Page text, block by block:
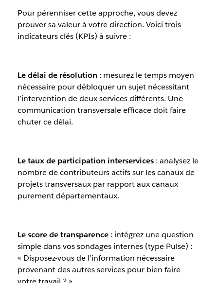
Pour pérenniser cette approche, vous devez
prouver sa valeur à votre direction. Voici trois
indicateurs clés (KPIs) à suivre :
Le délai de résolution : mesurez le temps moyen
nécessaire pour débloquer un sujet nécessitant
l’intervention de deux services différents. Une
communication transversale efficace doit faire
chuter ce délai.
Le taux de participation interservices: analysez le
nombre de contributeurs actifs sur les canaux de
projets transversaux par rapport aux canaux
purement départementaux.
Le score de transparence: intégrez une question
simple dans vos sondages internes (type Pulse) :
« Disposez-vous de l’information nécessaire
provenant des autres services pour bien faire